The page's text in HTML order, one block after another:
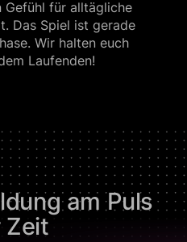
Gefühl für alltägliche
Das Spiel ist gerade
Wir halten euch
Laufenden!
am Puls
Zeit